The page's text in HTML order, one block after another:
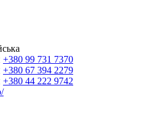
+380 99 731 7370
+380 67 394 2279
+380 44 222 9742